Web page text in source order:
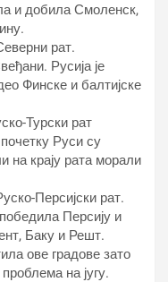
и добила Смоленск,
рат.
Русија је
Финске и балтијске
Турски рат
Руси су
на крају рата морали
Персијски рат.
Персију и
Баку и Решт.
ове градове зато
на југу.